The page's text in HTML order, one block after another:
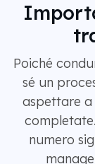
Poiché
sé un
aspettare a
numero